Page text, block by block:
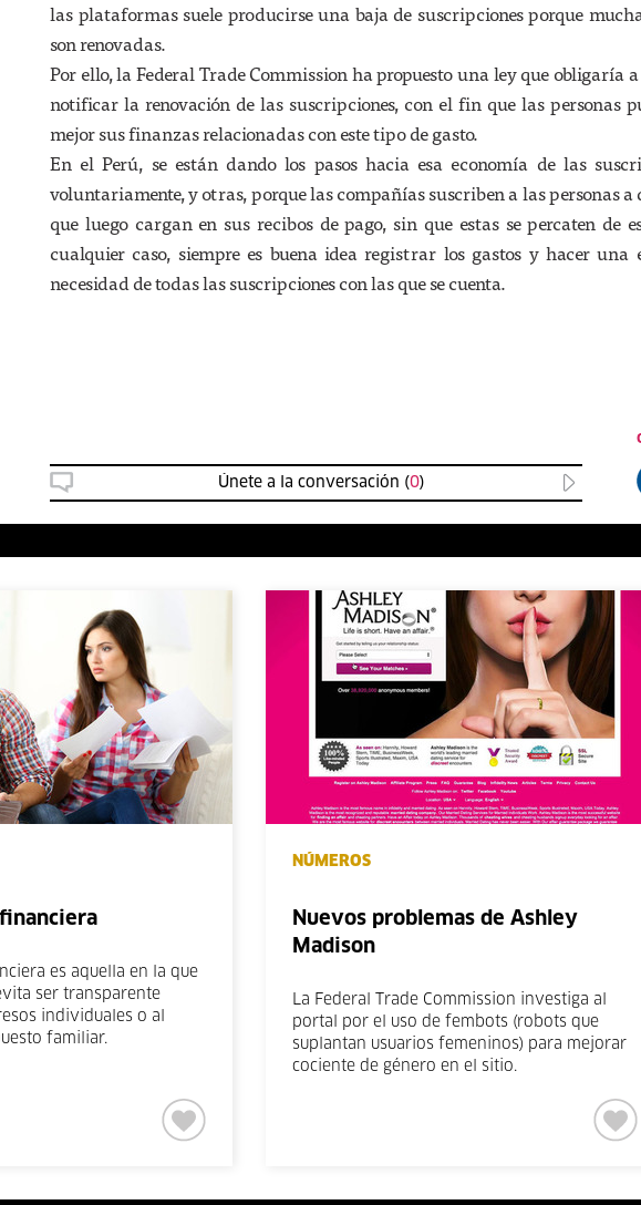
las plataformas suele producirse una baja de suscripciones porque
son renovadas.
Por ello, la Federal Trade Commission ha propuesto una ley que obligaría
notificar la renovación de las suscripciones, con el fin que las personas
mejor sus finanzas relacionadas con este tipo de gasto.
En el Perú, se están dando los pasos hacia esa economía de las
voluntariamente, y otras, porque las compañías suscriben a las personas a
que luego cargan en sus recibos de pago, sin que estas se percaten de
cualquier caso, siempre es buena idea registrar los gastos y hacer una
necesidad de todas las suscripciones con las que se cuenta.
Únete a la conversación (0)
es aquella en la que
ser transparente
individuales o al
familiar.
NÚMEROS
Nuevos problemas de Ashley
Madison
La Federal Trade Commission investiga al
portal por el uso de fembots (robots que
suplantan usuarios femeninos) para mejorar
cociente de género en el sitio.